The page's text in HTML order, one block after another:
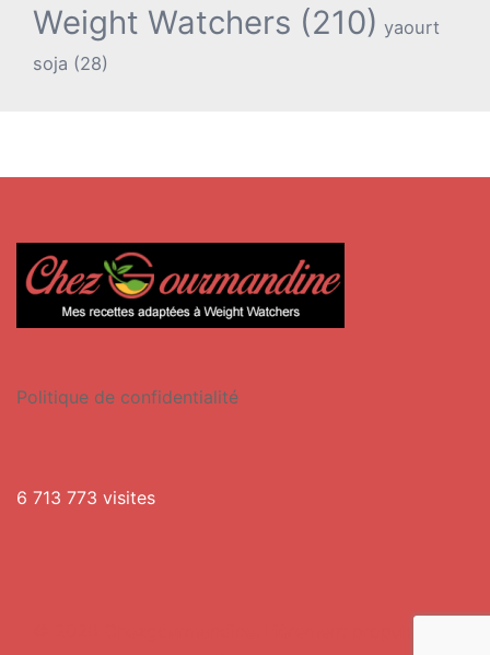
Weight Watchers (210) yaourt
soja (28)
Politique de confidentialité
6 713 773 visites